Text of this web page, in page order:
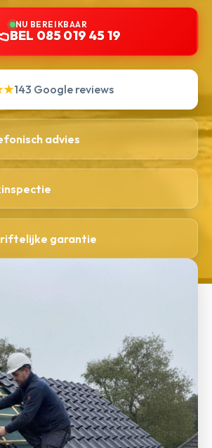
NU BEREIKBAAR
BEL 085 019 45 19
143 Google reviews
advies
garantie